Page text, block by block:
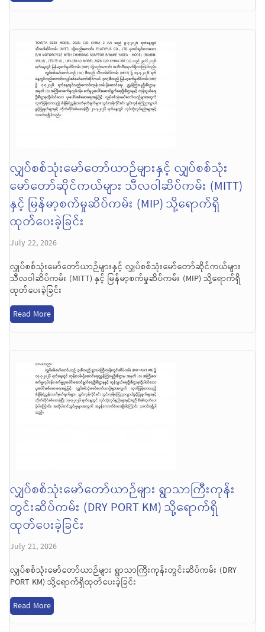
လျှပ်စစ်သုံးမော်တော်ယာဉ်များနှင့် လျှပ်စစ်သုံး
မော်တော်ဆိုင်ကယ်များ သီလဝါဆိပ်ကမ်း (MITT)
နှင့် မြန်မာ့စက်မှုဆိပ်ကမ်း (MIP) သို့ရောက်ရှိ
ထုတ်ပေးခဲ့ခြင်း
July 22, 2026
လျှပ်စစ်သုံးမော်တော်ယာဉ်များနှင့် လျှပ်စစ်သုံးမော်တော်ဆိုင်ကယ်များ
သီလဝါဆိပ်ကမ်း (MITT) နှင့် မြန်မာ့စက်မှုဆိပ်ကမ်း (MIP) သို့ရောက်ရှိ
ထုတ်ပေးခဲ့ခြင်း
Read More
လျှပ်စစ်သုံးမော်တော်ယာဉ်များ ရွာသာကြီးကုန်း
တွင်းဆိပ်ကမ်း (DRY PORT KM) သို့ရောက်ရှိ
ထုတ်ပေးခဲ့ခြင်း
July 21, 2026
လျှပ်စစ်သုံးမော်တော်ယာဉ်များ ရွာသာကြီးကုန်းတွင်းဆိပ်ကမ်း (DRY
PORT KM) သို့ရောက်ရှိထုတ်ပေးခဲ့ခြင်း
Read More